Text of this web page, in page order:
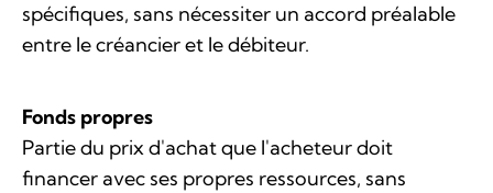
spécifiques, sans nécessiter un accord préalable
entre le créancier et le débiteur.
Fonds propres
Partie du prix d'achat que l'acheteur doit
financer avec ses propres ressources, sans